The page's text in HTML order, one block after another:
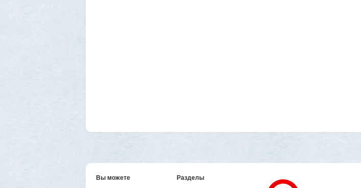
Вы можете Разделы